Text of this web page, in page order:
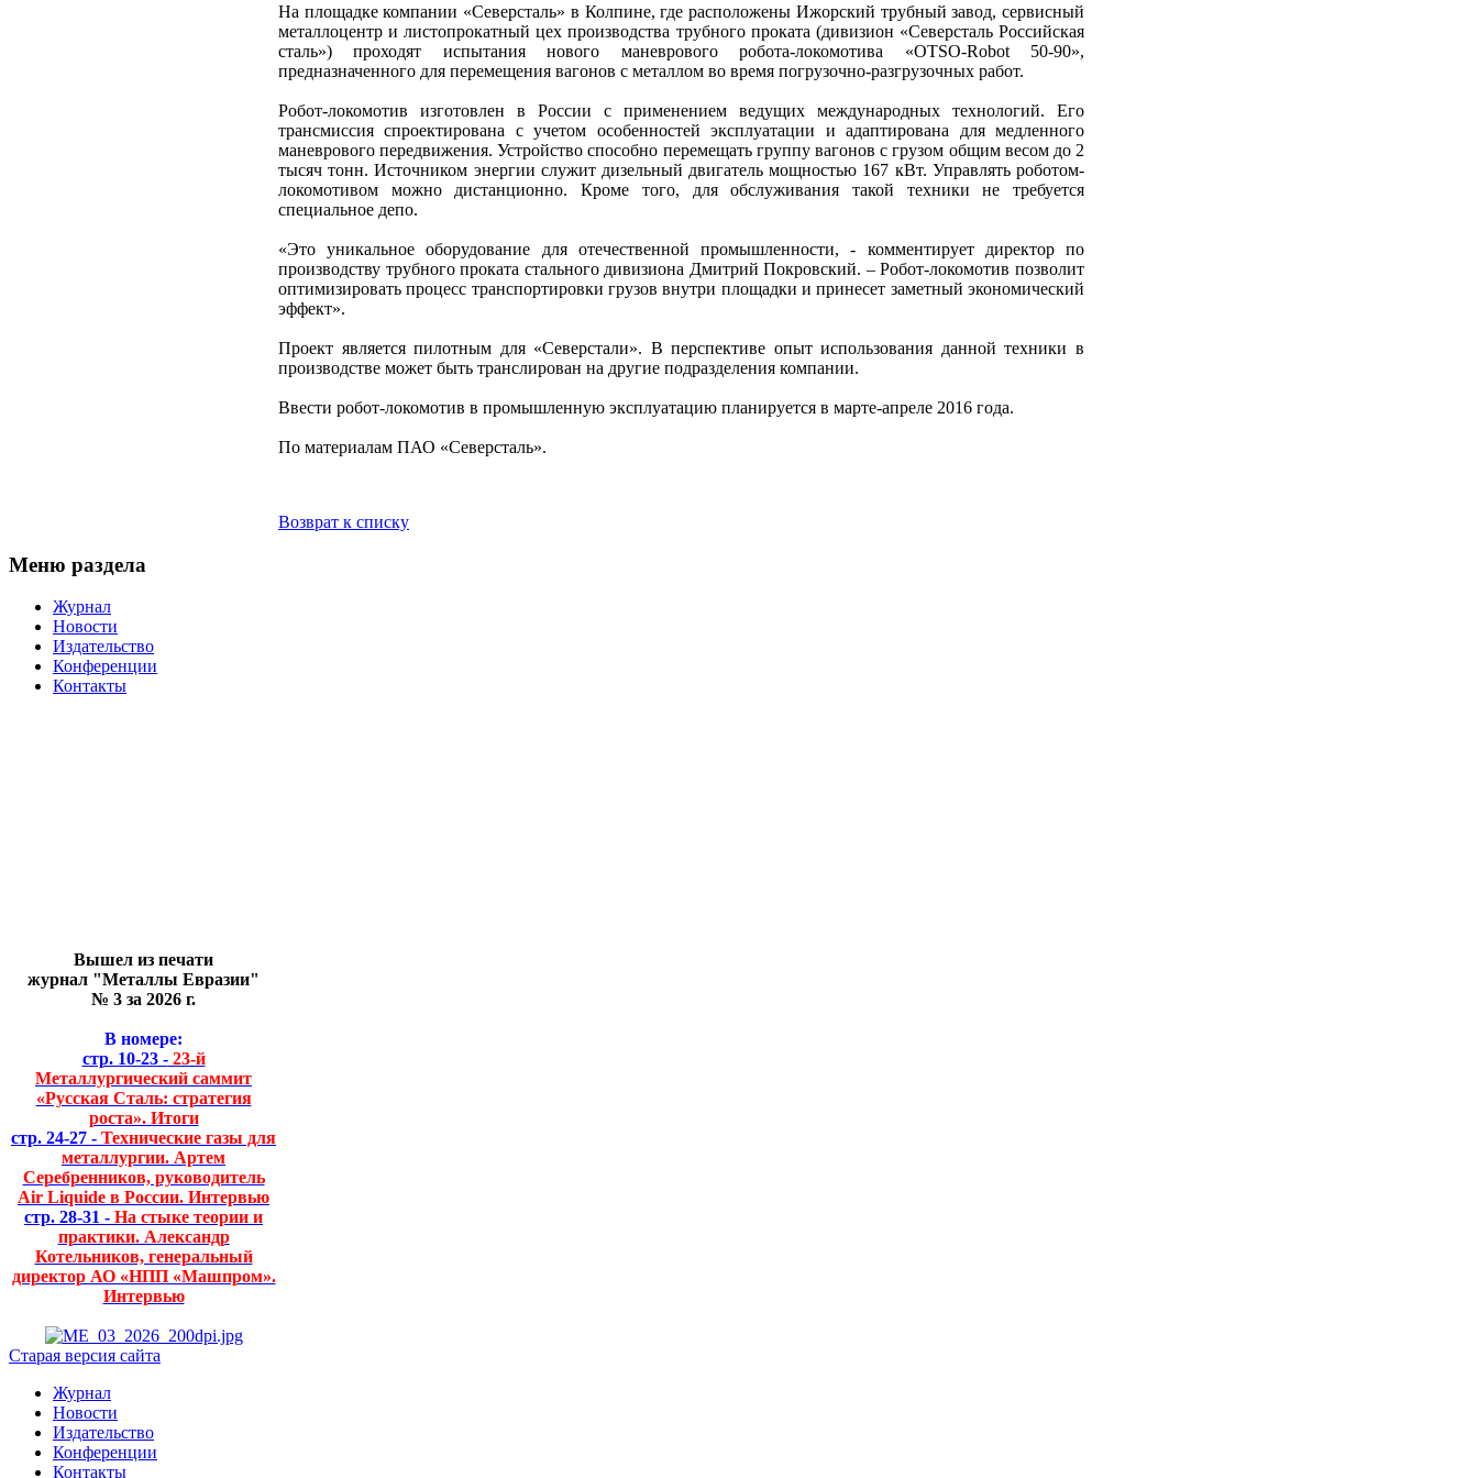
На площадке компании «Северсталь» в Колпине, где расположены Ижорский трубный завод, сервисный
металлоцентр и листопрокатный цех производства трубного проката (дивизион «Северсталь Российская
сталь») проходят испытания нового маневрового робота-локомотива «OTSO-Robot 50-90»,
предназначенного для перемещения вагонов с металлом во время погрузочно-разгрузочных работ.
Робот-локомотив изготовлен в России с применением ведущих международных технологий. Его
трансмиссия спроектирована с учетом особенностей эксплуатации и адаптирована для медленного
маневрового передвижения. Устройство способно перемещать группу вагонов с грузом общим весом до 2
тысяч тонн. Источником энергии служит дизельный двигатель мощностью 167 кВт. Управлять роботом-
локомотивом можно дистанционно. Кроме того, для обслуживания такой техники не требуется
специальное депо.
«Это уникальное оборудование для отечественной промышленности, - комментирует директор по
производству трубного проката стального дивизиона Дмитрий Покровский. – Робот-локомотив позволит
оптимизировать процесс транспортировки грузов внутри площадки и принесет заметный экономический
эффект».
Проект является пилотным для «Северстали». В перспективе опыт использования данной техники в
производстве может быть транслирован на другие подразделения компании.
Ввести робот-локомотив в промышленную эксплуатацию планируется в марте-апреле 2016 года.
По материалам ПАО «Северсталь».
Возврат к списку
Меню раздела
Журнал
Новости
Издательство
Конференции
Контакты
Вышел из печати
журнал "Металлы Евразии"
№ 3 за 2026 г.
В номере:
стр. 10-23 -23-й
Металлургический саммит
«Русская Сталь: стратегия
роста». Итоги
стр. 24-27 - Технические газы для
металлургии. Артем
Серебренников, руководитель
Air Liquide в России. Интервью
стр. 28-31 - На стыке теории и
практики. Александр
Котельников, генеральный
директор АО «НПП «Машпром».
Интервью
Старая версия сайта
Журнал
Новости
Издательство
Конференции
Контакты